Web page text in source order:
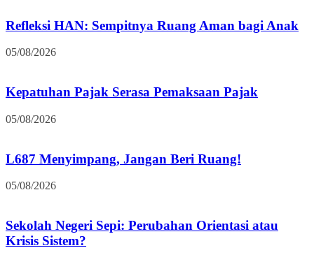
Refleksi HAN: Sempitnya Ruang Aman bagi Anak
05/08/2026
Kepatuhan Pajak Serasa Pemaksaan Pajak
05/08/2026
L687 Menyimpang, Jangan Beri Ruang!
05/08/2026
Sekolah Negeri Sepi: Perubahan Orientasi atau
Krisis Sistem?